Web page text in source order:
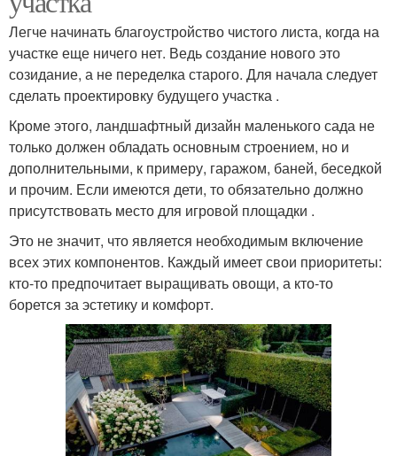
Легче начинать благоустройство чистого листа, когда на
участке еще ничего нет. Ведь создание нового это
созидание, а не переделка старого. Для начала следует
сделать проектировку будущего участка .
Кроме этого, ландшафтный дизайн маленького сада не
только должен обладать основным строением, но и
дополнительными, к примеру, гаражом, баней, беседкой
и прочим. Если имеются дети, то обязательно должно
присутствовать место для игровой площадки .
Это не значит, что является необходимым включение
всех этих компонентов. Каждый имеет свои приоритеты:
кто-то предпочитает выращивать овощи, а кто-то
борется за эстетику и комфорт.